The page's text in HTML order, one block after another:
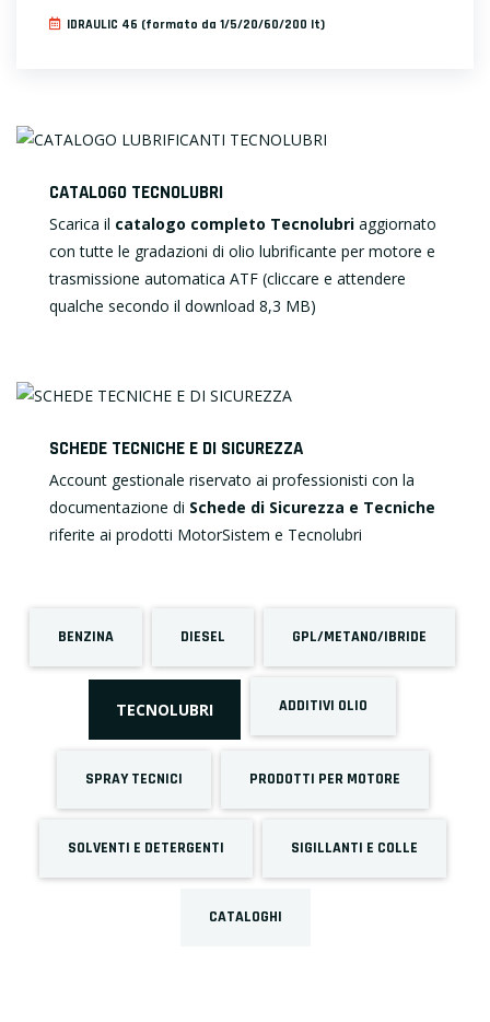
IDRAULIC 46 (formato da 1/5/20/60/200 lt)
CATALOGO TECNOLUBRI
Scarica il catalogo completo Tecnolubri aggiornato
con tutte le gradazioni di olio lubrificante per motore e
trasmissione automatica ATF (cliccare e attendere
qualche secondo il download 8,3 MB)
SCHEDE TECNICHE E DI SICUREZZA
Account gestionale riservato ai professionisti con la
documentazione di Schede di Sicurezza e Tecniche
riferite ai prodotti MotorSistem e Tecnolubri
BENZINA DIESEL GPL/METANO/IBRIDE
TECNOLUBRI ADDITIVI OLIO
SPRAY TECNICI PRODOTTI PER MOTORE
SOLVENTI E DETERGENTI SIGILLANTI E COLLE
CATALOGHI